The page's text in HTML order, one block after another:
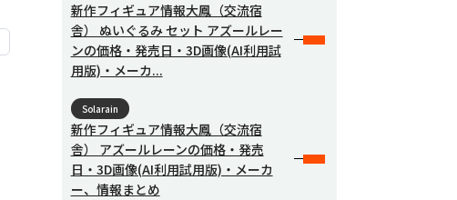
新作フィギュア情報大鳳（交流宿
舎） ぬいぐるみ セット アズールレー
ンの価格・発売日・3D画像(AI利用試
用版)・メーカ...
Solarain
新作フィギュア情報大鳳（交流宿
舎） アズールレーンの価格・発売
日・3D画像(AI利用試用版)・メーカ
ー、情報まとめ